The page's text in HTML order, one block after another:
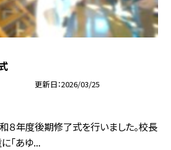
更新日 2026/03/25
８年度後期修了式を行いました。校長
「あゆ...